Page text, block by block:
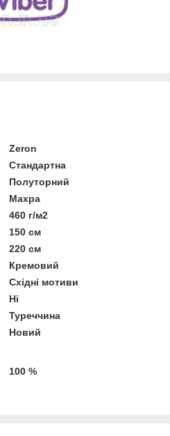
Zeron
Стандартна
Полуторний
Махра
460 г/м2
150 см
220 см
Кремовий
Східні мотиви
Ні
Туреччина
Новий
100 %